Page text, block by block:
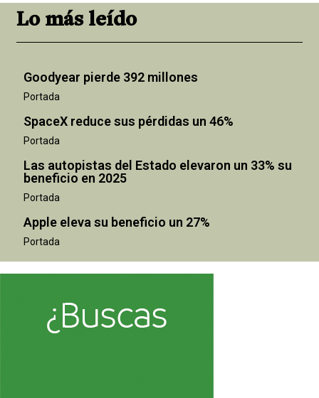
Lo más leído
Goodyear pierde 392 millones
Portada
SpaceX reduce sus pérdidas un 46%
Portada
Las autopistas del Estado elevaron un 33% su
beneficio en 2025
Portada
Apple eleva su beneficio un 27%
Portada